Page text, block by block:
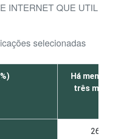
INTERNET QUE
selecionadas
Há menos
três
26